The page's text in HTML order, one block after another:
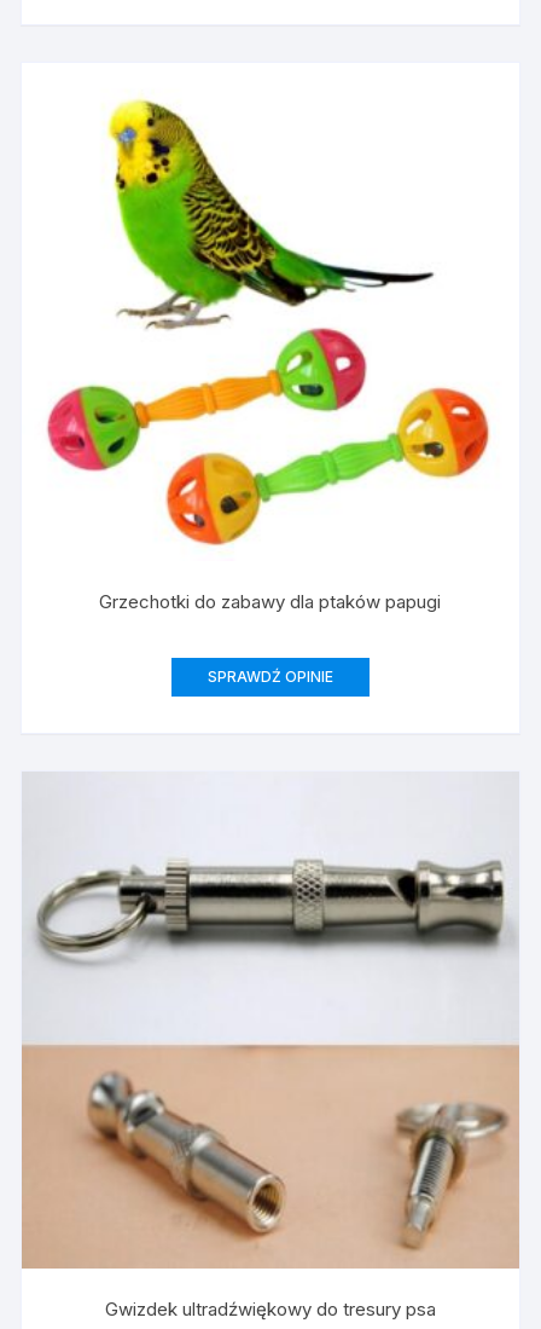
Grzechotki do zabawy dla ptaków papugi
SPRAWDŹ OPINIE
Gwizdek ultradźwiękowy do tresury psa